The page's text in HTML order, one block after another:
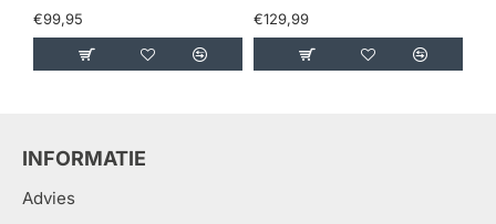
€99,95 €129,99
INFORMATIE
Advies